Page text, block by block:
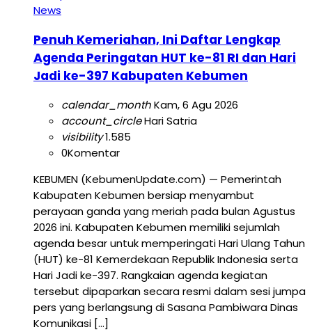
News
Penuh Kemeriahan, Ini Daftar Lengkap
Agenda Peringatan HUT ke-81 RI dan Hari
Jadi ke-397 Kabupaten Kebumen
calendar_monthKam, 6 Agu 2026
account_circleHari Satria
visibility1.585
0Komentar
KEBUMEN (KebumenUpdate.com) — Pemerintah
Kabupaten Kebumen bersiap menyambut
perayaan ganda yang meriah pada bulan Agustus
2026 ini. Kabupaten Kebumen memiliki sejumlah
agenda besar untuk memperingati Hari Ulang Tahun
(HUT) ke-81 Kemerdekaan Republik Indonesia serta
Hari Jadi ke-397. Rangkaian agenda kegiatan
tersebut dipaparkan secara resmi dalam sesi jumpa
pers yang berlangsung di Sasana Pambiwara Dinas
Komunikasi […]